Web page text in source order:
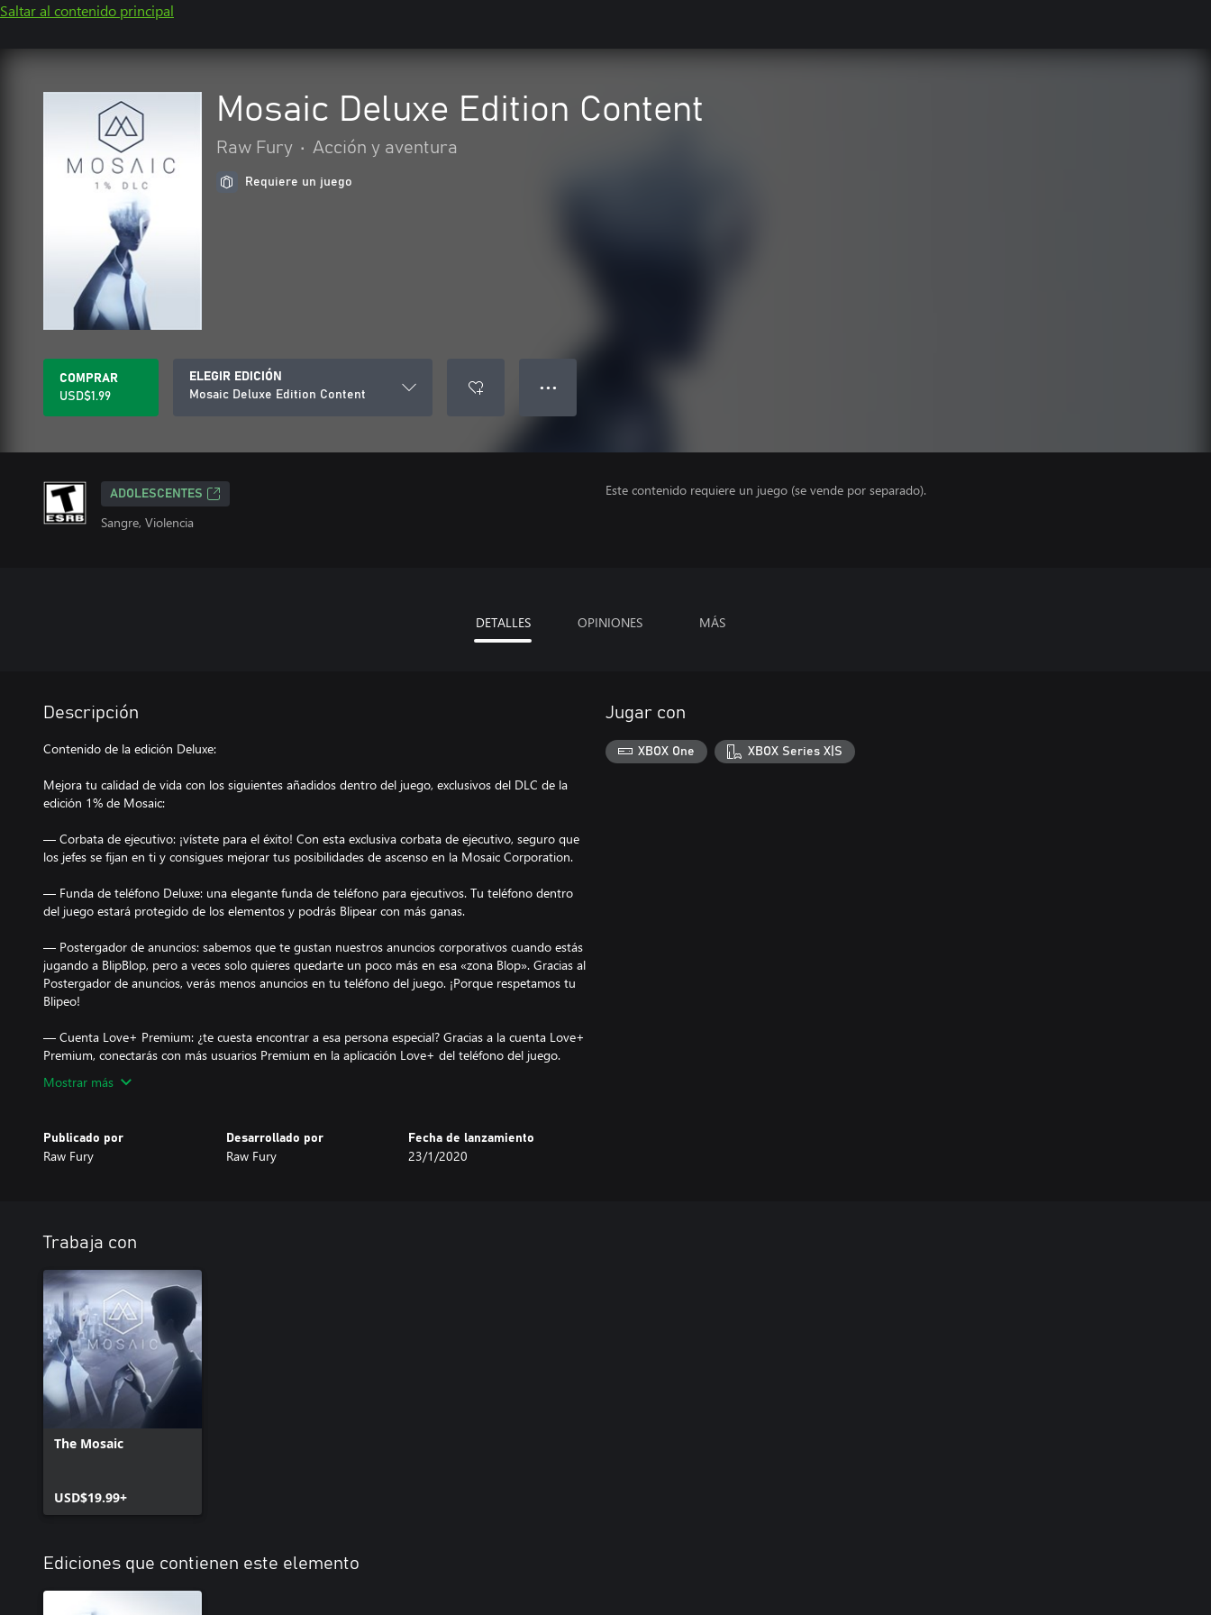
Saltar al contenido principal
Mosaic Deluxe Edition Content
Raw Fury • Acción y aventura
Requiere un juego
COMPRAR
USD$1.99
ELEGIR EDICIÓN
Mosaic Deluxe Edition Content
● ● ●
ADOLESCENTES
Sangre, Violencia
Este contenido requiere un juego (se vende por separado).
DETALLES OPINIONES MÁS
Descripción
Contenido de la edición Deluxe:
Mejora tu calidad de vida con los siguientes añadidos dentro del juego, exclusivos del DLC de la
edición 1% de Mosaic:
— Corbata de ejecutivo: ¡vístete para el éxito! Con esta exclusiva corbata de ejecutivo, seguro que
los jefes se fijan en ti y consigues mejorar tus posibilidades de ascenso en la Mosaic Corporation.
— Funda de teléfono Deluxe: una elegante funda de teléfono para ejecutivos. Tu teléfono dentro
del juego estará protegido de los elementos y podrás Blipear con más ganas.
— Postergador de anuncios: sabemos que te gustan nuestros anuncios corporativos cuando estás
jugando a BlipBlop, pero a veces solo quieres quedarte un poco más en esa «zona Blop». Gracias al
Postergador de anuncios, verás menos anuncios en tu teléfono del juego. ¡Porque respetamos tu
Blipeo!
— Cuenta Love+ Premium: ¿te cuesta encontrar a esa persona especial? Gracias a la cuenta Love+
Mostrar más
Publicado por
Raw Fury
Desarrollado por
Raw Fury
Fecha de lanzamiento
23/1/2020
Jugar con
XBOX One XBOX Series X|S
Trabaja con
The Mosaic
USD$19.99+
Ediciones que contienen este elemento